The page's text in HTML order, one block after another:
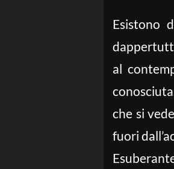
Esistono
al
che si
fuori